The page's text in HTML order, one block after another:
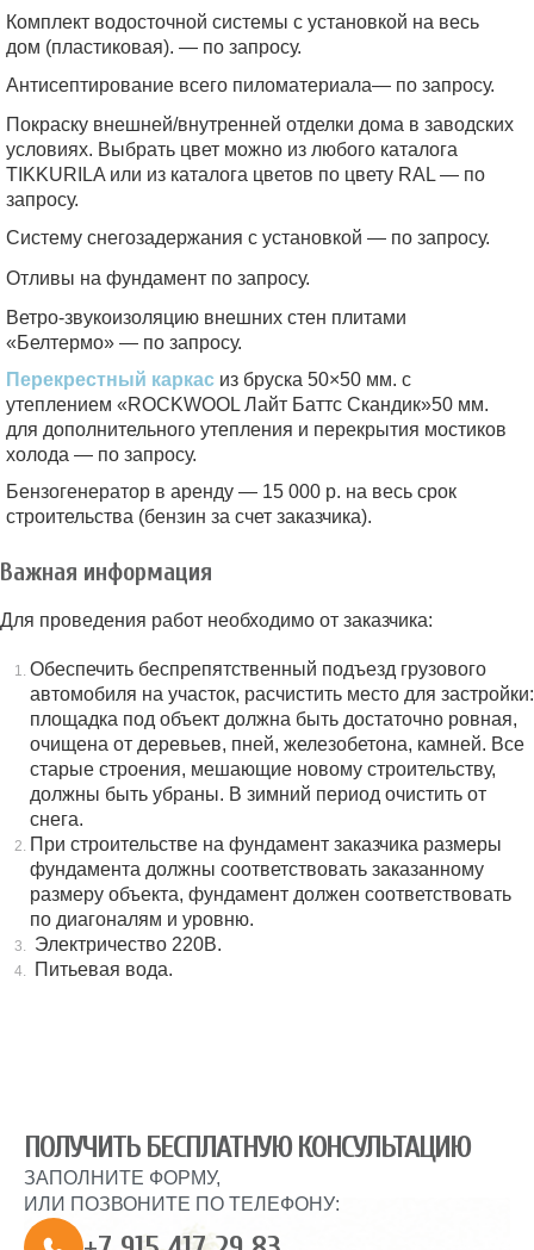
Комплект водосточной системы с установкой на весь
дом (пластиковая). — по запросу.
Антисептирование всего пиломатериала— по запросу.
Покраску внешней/внутренней отделки дома в заводских
условиях. Выбрать цвет можно из любого каталога
TIKKURILA или из каталога цветов по цвету RAL — по
запросу.
Систему снегозадержания с установкой — по запросу.
Отливы на фундамент по запросу.
Ветро-звукоизоляцию внешних стен плитами
«Белтермо» — по запросу.
Перекрестный каркас из бруска 50×50 мм. с
утеплением «ROCKWOOL Лайт Баттс Скандик»50 мм.
для дополнительного утепления и перекрытия мостиков
холода — по запросу.
Бензогенератор в аренду — 15 000 р. на весь срок
строительства (бензин за счет заказчика).
Важная информация
Для проведения работ необходимо от заказчика:
Обеспечить беспрепятственный подъезд грузового
автомобиля на участок, расчистить место для застройки:
площадка под объект должна быть достаточно ровная,
очищена от деревьев, пней, железобетона, камней. Все
старые строения, мешающие новому строительству,
должны быть убраны. В зимний период очистить от
снега.
При строительстве на фундамент заказчика размеры
фундамента должны соответствовать заказанному
размеру объекта, фундамент должен соответствовать
по диагоналям и уровню.
Электричество 220В.
Питьевая вода.
ПОЛУЧИТЬ БЕСПЛАТНУЮ КОНСУЛЬТАЦИЮ
ЗАПОЛНИТЕ ФОРМУ,
ИЛИ ПОЗВОНИТЕ ПО ТЕЛЕФОНУ: